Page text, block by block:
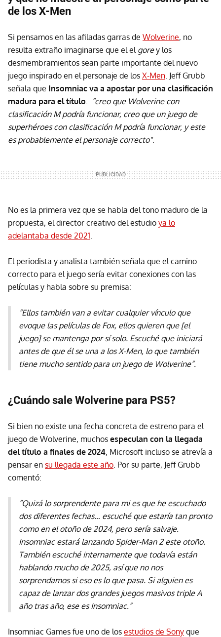
de los X-Men
Si pensamos en las afiladas garras de Wolverine, no
resulta extraño imaginarse que el el gorey los
desmembramientos sean parte importante del nuevo
juego inspirado en el personaje de los X-Men . Jeff Grubb
señala que Insomniac va a apostar por una clasificación
madura para el título: “creo que Wolverine con
clasificación M podría funcionar, creo que un juego de
superhéroes con clasificación M podría funcionar, y este
es probablemente el personaje correcto".
No es la primera vez que se habla del tono maduro de la
propuesta, el director creativo del estudio ya lo
adelantaba desde 2021
El periodista y analista también señala que el camino
correcto para el juego sería evitar conexiones con las
películas y habla sobre su premisa:
“Ellos también van a evitar cualquier vínculo que
evoque las películas de Fox, ellos quieren que [el
juego] se mantenga por sí solo. Escuché que iniciará
antes de que él se una a los X-Men, lo que también
tiene mucho sentido para un juego de Wolverine”.
¿Cuándo sale Wolverine para PS5?
Si bien no existe una fecha concreta de estreno para el
juego de Wolverine, muchos especulan con la llegada
del título a finales de 2024, Microsoft incluso se atrevía a
pensar en su llegada este año . Por su parte, Jeff Grubb
comentó:
“Quizá lo sorprendente para mi es que he escuchado
dos diferentes fechas… escuché que estaría tan pronto
como en el otoño de 2024, pero sería salvaje.
Insomniac estará lanzando Spider-Man 2 este otoño.
También escuché internamente que todavía están
hablando mucho de 2025, así que no nos
sorprendamos si eso es lo que pasa. Si alguien es
capaz de lanzar dos grandes juegos masivos triple A
año tras año, ese es Insomniac.”
Insomniac Games fue uno de los estudios de Sony que